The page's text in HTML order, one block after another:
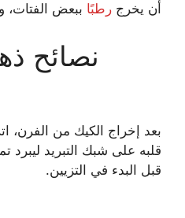
أن يخرج رطبًا ببعض الفتات،
نصائح
بعد إخراج الكيك من الفرن،
قلبه على شبك التبريد ليبرد
قبل البدء في التزيين.